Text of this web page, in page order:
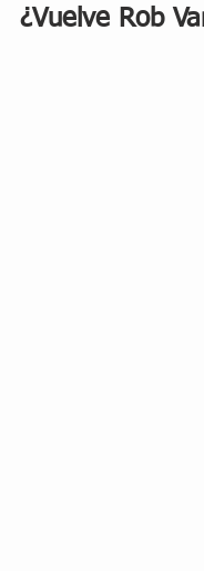
¿Vuelve Rob